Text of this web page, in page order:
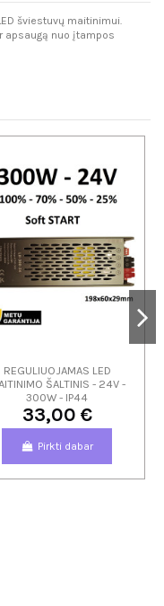
šviestuvų maitinimui.
apsaugą nuo įtampos
REGULIUOJAMAS LED
ŠALTINIS - 24V -
300W - IP44
33,00 €
Pirkti dabar